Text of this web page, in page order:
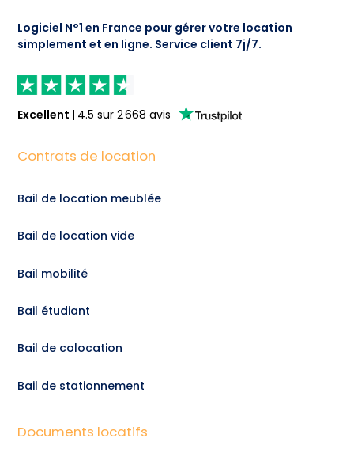
Logiciel N°1 en France pour gérer votre location
simplement et en ligne. Service client 7j/7.
Excellent | 4.5 sur2 668 avis
Contrats de location
Bail de location meublée
Bail de location vide
Bail mobilité
Bail étudiant
Bail de colocation
Bail de stationnement
Documents locatifs